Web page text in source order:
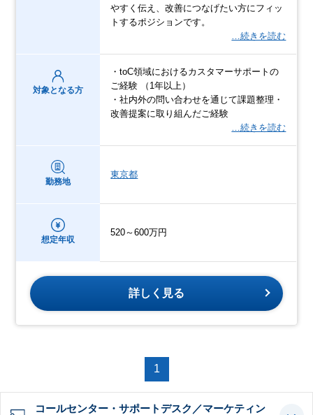
やすく伝え、改善につなげたい方にフィッ
トするポジションです。
…続きを読む
対象となる方
・toC領域におけるカスタマーサポートの
ご経験 （1年以上）
・社内外の問い合わせを通じて課題整理・
改善提案に取り組んだご経験
…続きを読む
勤務地
東京都
想定年収
520～600万円
詳しく見る
1
コールセンター・サポートデスク／マーケティン